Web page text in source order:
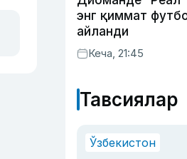
энг қиммат
айланди
Кеча, 21:45
Тавсиялар
Ўзбекистон